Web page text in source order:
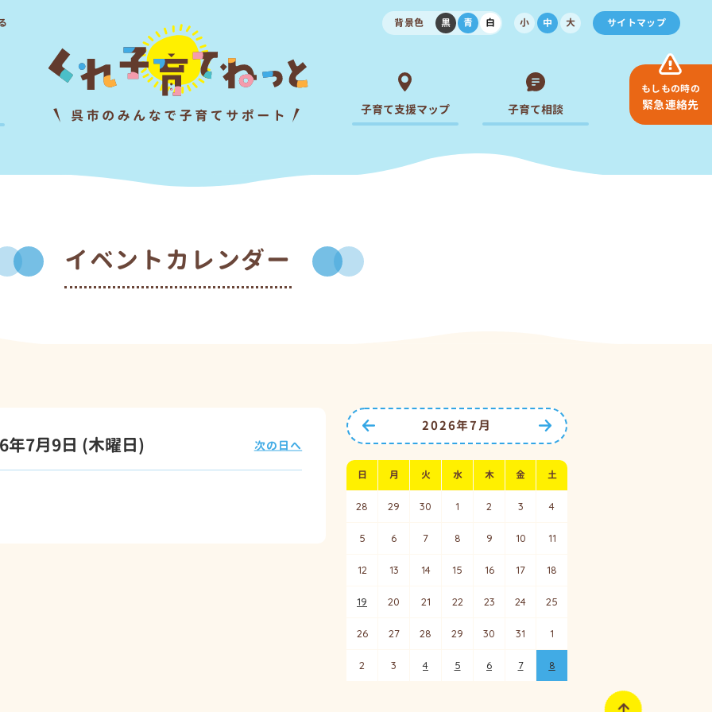
背景色 黒 青 白 小 中 大 サイトマップ
子育て支援マップ 子育て相談
もしもの時の
緊急連絡先
イベントカレンダー
年7月9日 (木曜日) 次の日へ
次の月へ
2026年7月
日 月 火 水 木 金 土
28 29 30 1 2 3 4
5 6 7 8 9 10 11
12 13 14 15 16 17 18
19 20 21 22 23 24 25
26 27 28 29 30 31 1
2 3 4 5 6 7 8